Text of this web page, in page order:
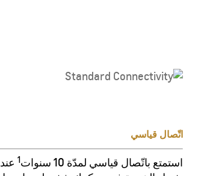
اتّصال قياسي
استمتع باتّصال قياسي لمدّة 10 سنوات 1 عند